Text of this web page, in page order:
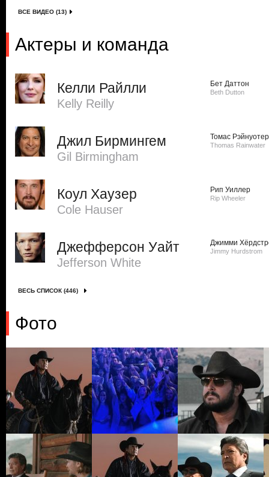
ВСЕ ВИДЕО (13)
Актеры и команда
Келли Райлли
Kelly Reilly
Бет Даттон
Beth Dutton
Джил Бирмингем
Gil Birmingham
Томас Рэйнуотер
Thomas Rainwater
Коул Хаузер
Cole Hauser
Рип Уиллер
Rip Wheeler
Джефферсон Уайт
Jefferson White
Джимми
Jimmy Hurdstrom
ВЕСЬ СПИСОК (446)
Фото